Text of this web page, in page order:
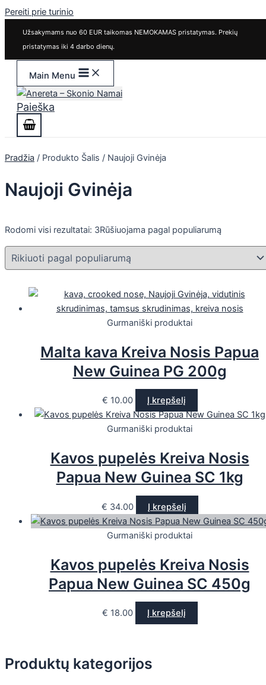
Pereiti prie turinio
Užsakymams nuo 60 EUR taikomas NEMOKAMAS pristatymas. Prekių
pristatymas iki 4 darbo dienų.
Main Menu
Paieška
Produktų kategorijos
Pradžia / Produkto Šalis / Naujoji Gvinėja
Naujoji Gvinėja
Rodomi visi rezultatai: 3Rūšiuojama pagal populiarumą
Gurmaniški produktai
Malta kava Kreiva Nosis Papua
New Guinea PG 200g
€ 10.00 Į krepšelį
Gurmaniški produktai
Kavos pupelės Kreiva Nosis
Papua New Guinea SC 1kg
€ 34.00 Į krepšelį
Gurmaniški produktai
Kavos pupelės Kreiva Nosis
Papua New Guinea SC 450g
€ 18.00 Į krepšelį